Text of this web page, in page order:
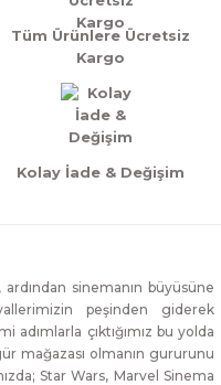
Tüm Ürünlere Ücretsiz
Kargo
Kolay İade & Değişim
sinemanın büyüsüne
peşinden giderek
çıktığımız bu yolda
mağazası olmanın gururunu
Star Wars, Marvel Sinema